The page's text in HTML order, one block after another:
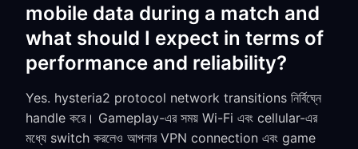
mobile data during a match and
what should I expect in terms of
performance and reliability?
Yes. hysteria2 protocol network transitions নির্বিঘ্নে
handle করে। Gameplay-এর সময় Wi-Fi এবং cellular-এর
মধ্যে switch করলেও আপনার VPN connection এবং game